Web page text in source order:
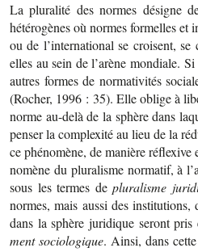
La plu­ra­lité des normes désigne
hété­ro­gènes où normes for­melles et
ou de l’in­ter­na­tio­nal se croisent, se
elles au sein de l’arène mon­diale.
autres formes de nor­ma­ti­vi­tés
(Rocher, 1996 : 35). Elle oblige à
norme au-​delà de la sphère dans
pen­ser la com­plexité au lieu de la
ce phé­no­mène, de manière
no­mène du plu­ra­lisme nor­ma­tif, à
sous les termes deplu­ra­lisme
normes, mais aussi des ins­ti­tu­tions,
dans la sphère juri­dique seront
ment sociologique. Ainsi, dans